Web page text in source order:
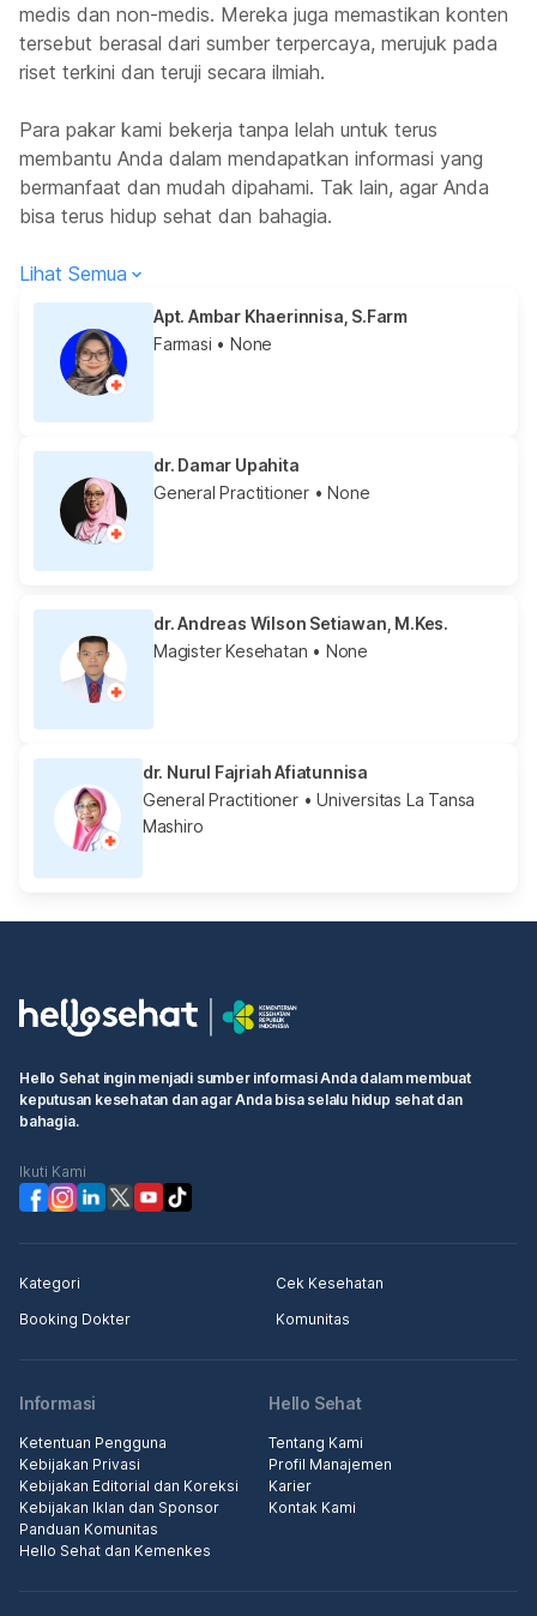
medis dan non-medis. Mereka juga memastikan konten
tersebut berasal dari sumber terpercaya, merujuk pada
riset terkini dan teruji secara ilmiah.
Para pakar kami bekerja tanpa lelah untuk terus
membantu Anda dalam mendapatkan informasi yang
bermanfaat dan mudah dipahami. Tak lain, agar Anda
bisa terus hidup sehat dan bahagia.
Lihat Semua
Apt. Ambar Khaerinnisa, S.Farm
Farmasi • None
dr. Damar Upahita
General Practitioner • None
dr. Andreas Wilson Setiawan, M.Kes.
Magister Kesehatan • None
dr. Nurul Fajriah Afiatunnisa
General Practitioner• Universitas La Tansa
Mashiro
Hello Sehat ingin menjadi sumber informasi Anda dalam membuat
keputusan kesehatan dan agar Anda bisa selalu hidup sehat dan
bahagia.
Ikuti Kami
Kategori
Cek Kesehatan
Booking Dokter
Komunitas
Informasi
Ketentuan Pengguna
Kebijakan Privasi
Kebijakan Editorial dan Koreksi
Kebijakan Iklan dan Sponsor
Panduan Komunitas
Hello Sehat dan Kemenkes
Hello Sehat
Tentang Kami
Profil Manajemen
Karier
Kontak Kami